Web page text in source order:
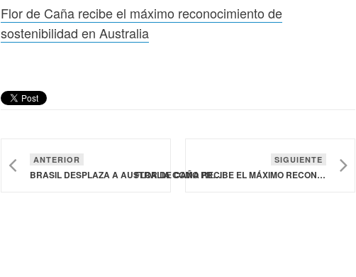
Flor de Caña recibe el máximo reconocimiento de
sostenibilidad en Australia
ANTERIOR
BRASIL DESPLAZA A AUSTRALIA COMO PRINCIPAL EXPORTADOR DE CARNE DE VACUNO A ESTADOS UNIDOS
SIGUIENTE
FLOR DE CAÑA RECIBE EL MÁXIMO RECONOCIMIENTO DE SOSTENIBILIDAD EN AUSTRALIA